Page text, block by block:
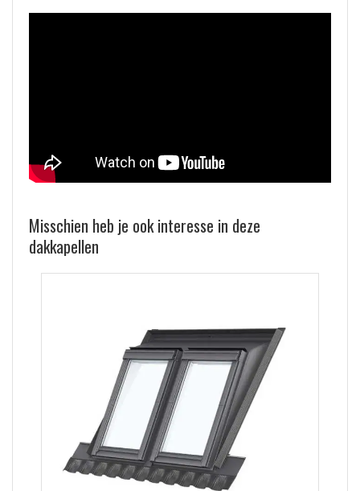
Misschien heb je ook interesse in deze
dakkapellen